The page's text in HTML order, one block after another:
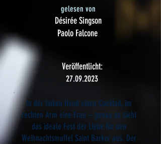
gelesen von
Désirée Singson
Paolo Falcone
Veröffentlicht:
27.09.2023
In der linken Hand einen Cocktail, im
rechten Arm eine Frau – genau so sieht
das ideale Fest der Liebe für den
Weihnachtsmuffel Saint Barker aus. Der